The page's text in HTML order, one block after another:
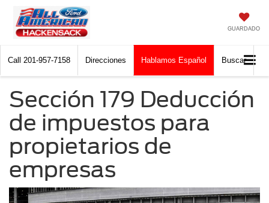
GUARDADO
Call 201-957-7158 Direcciones Hablamos Español Buscar
Sección 179 Deducción
de impuestos para
propietarios de
empresas